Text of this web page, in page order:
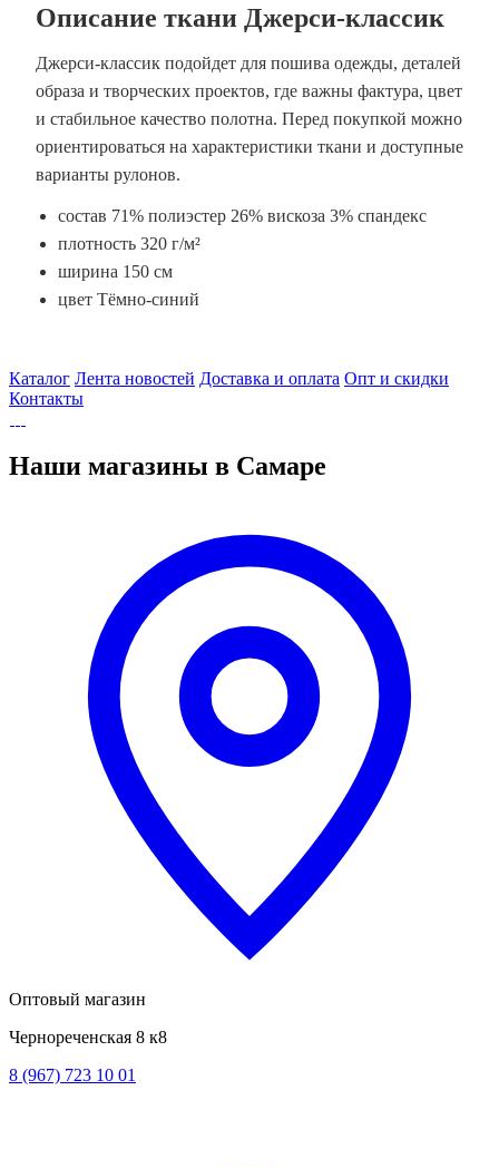
Описание ткани Джерси-классик
Джерси-классик подойдет для пошива одежды, деталей
образа и творческих проектов, где важны фактура, цвет
и стабильное качество полотна. Перед покупкой можно
ориентироваться на характеристики ткани и доступные
варианты рулонов.
состав 71% полиэстер 26% вискоза 3% спандекс
плотность 320 г/м²
ширина 150 см
цвет Тёмно-синий
Каталог Лента новостей Доставка и оплата Опт и скидки
Контакты
Наши магазины в Самаре
Оптовый магазин
Чернореченская 8 к8
8 (967) 723 10 01